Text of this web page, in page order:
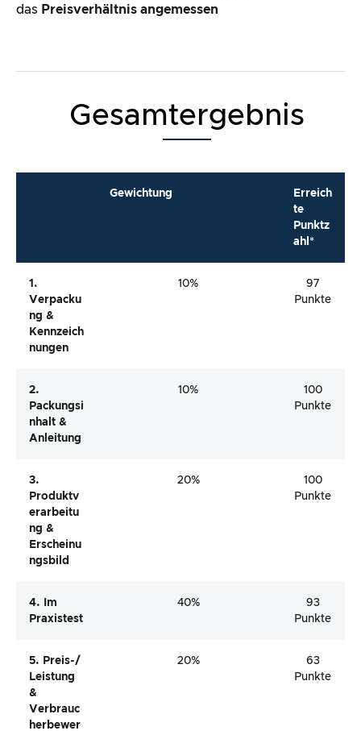
das Preisverhältnis angemessen
Gesamtergebnis
Gewichtung
Erreich
te
Punktz
ahl*
1.
Verpacku
Ng &
Kennzeich
Nungen
10%
97
Punkte
2.
Packungsi
Nhalt &
Anleitung
10%
100
Punkte
3.
Produktv
Erarbeitu
Ng &
Erscheinu
Ngsbild
20%
100
Punkte
4. Im
Praxistest
40%
93
Punkte
5. Preis-/
Leistung
&
Verbrauc
Herbewer
20%
63
Punkte